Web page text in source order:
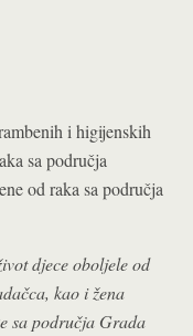
i higijenskih
sa područja
od raka sa područja
djece oboljele od
kao i žena
sa područja Grada